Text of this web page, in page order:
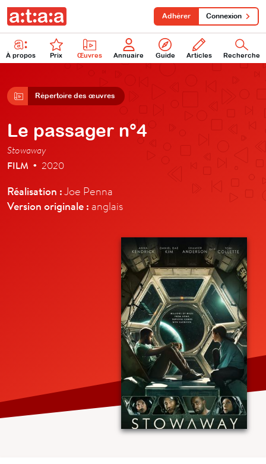
À propos Prix Œuvres Annuaire Guide Articles Recherche
Adhérer Connexion
Répertoire des œuvres
Le passager n°4
Stowaway
FILM • 2020
Réalisation :Joe Penna
Version originale : anglais